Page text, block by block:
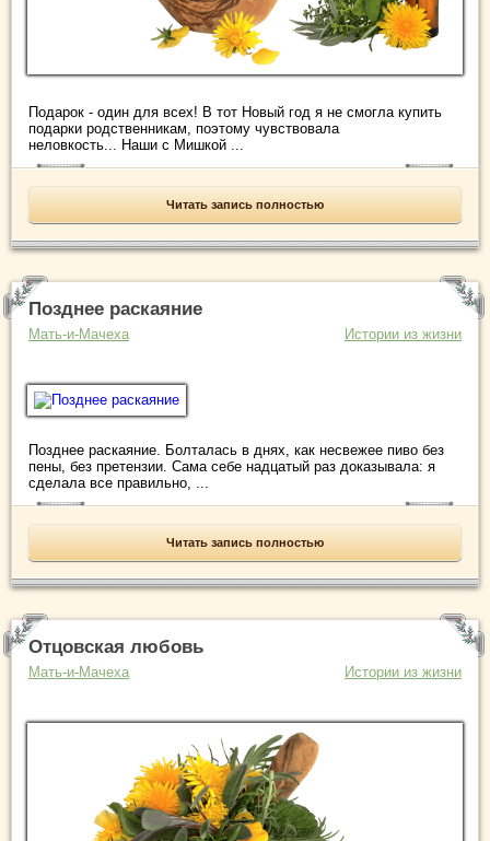
Подарок - один для всех! В тот Новый год я не смогла купить
подарки родственникам, поэтому чувствовала
неловкость... Наши с Мишкой ...
Читать запись полностью
Позднее раскаяние
Мать-и-Мачеха Истории из жизни
Позднее раскаяние. Болталась в днях, как несвежее пиво без
пены, без претензии. Сама себе надцатый раз доказывала: я
сделала все правильно, ...
Читать запись полностью
Отцовская любовь
Мать-и-Мачеха Истории из жизни